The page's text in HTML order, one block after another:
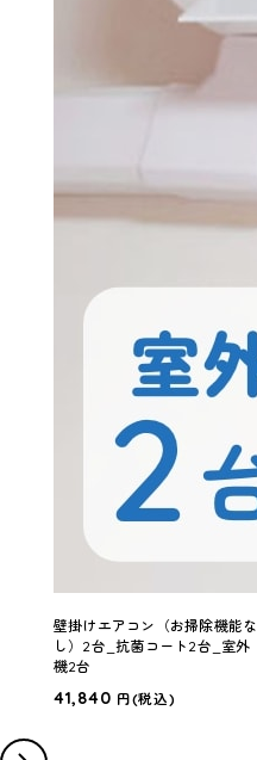
壁掛けエアコン（お掃除機能な
し）2台_抗菌コート2台_室外
機2台
41,840 円(税込)